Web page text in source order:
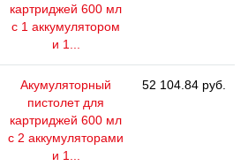
картриджей 600 мл
с 1 аккумулятором
и 1...
Акумуляторный
пистолет для
картриджей 600 мл
с 2 аккумуляторами
и 1...
52 104.84 руб.